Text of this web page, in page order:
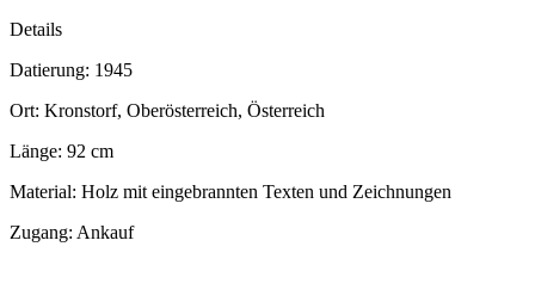
Details
Datierung: 1945
Ort: Kronstorf, Oberösterreich, Österreich
Länge: 92 cm
Material: Holz mit eingebrannten Texten und Zeichnungen
Zugang: Ankauf